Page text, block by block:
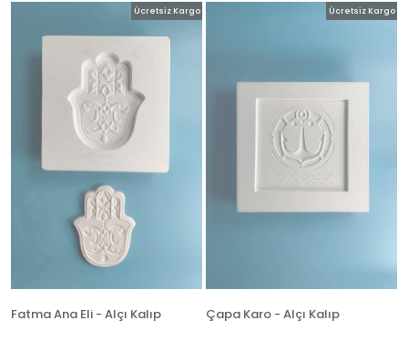
Fatma Ana Eli - Alçı Kalıp
Ücretsiz Kargo
Çapa Karo - Alçı Kalıp
Ücretsiz Kargo